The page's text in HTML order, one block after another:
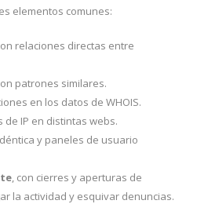
elementos comunes:
relaciones directas entre
patrones similares.
en los datos de WHOIS.
de IP en distintas webs.
y paneles de usuario
, con cierres y aperturas de
la actividad y esquivar denuncias.